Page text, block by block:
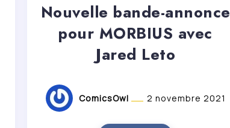
Nouvelle bande-annonce
pour MORBIUS avec
Jared Leto
ComicsOwl 2 novembre 2021